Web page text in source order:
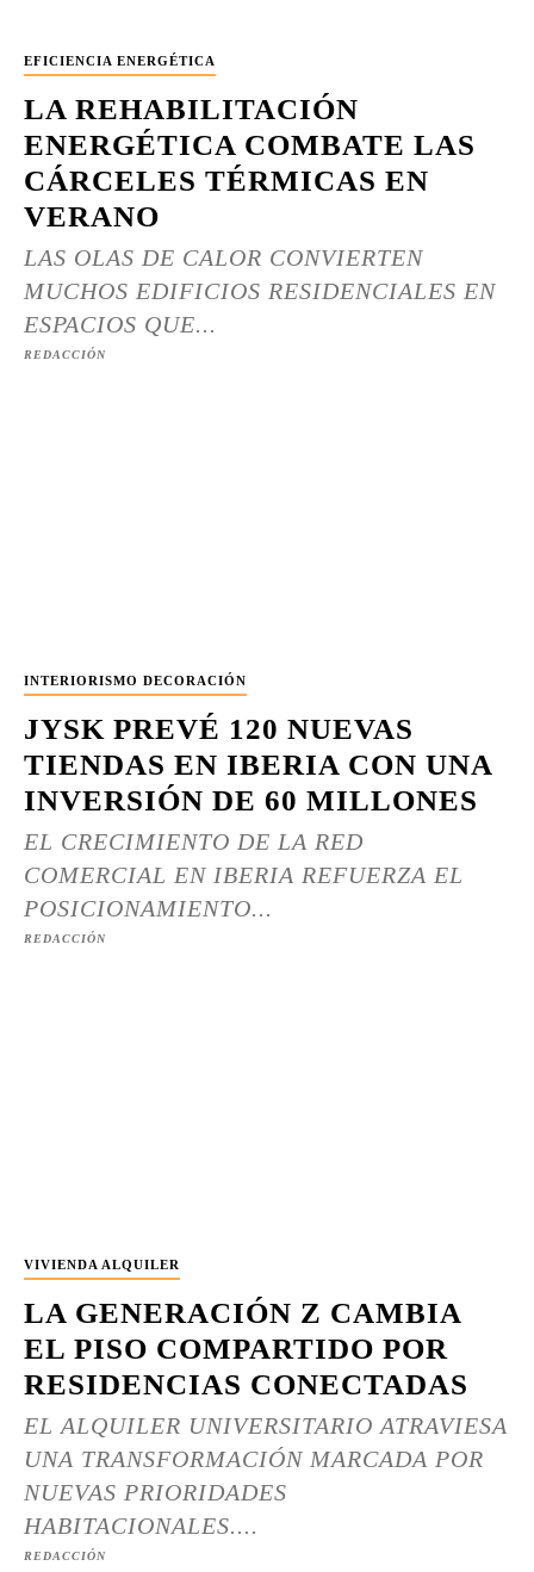
EFICIENCIA ENERGÉTICA
LA REHABILITACIÓN
ENERGÉTICA COMBATE LAS
CÁRCELES TÉRMICAS EN
VERANO
LAS OLAS DE CALOR CONVIERTEN
MUCHOS EDIFICIOS RESIDENCIALES EN
ESPACIOS QUE...
REDACCIÓN
INTERIORISMO DECORACIÓN
JYSK PREVÉ 120 NUEVAS
TIENDAS EN IBERIA CON UNA
INVERSIÓN DE 60 MILLONES
EL CRECIMIENTO DE LA RED
COMERCIAL EN IBERIA REFUERZA EL
POSICIONAMIENTO...
REDACCIÓN
VIVIENDA ALQUILER
LA GENERACIÓN Z CAMBIA
EL PISO COMPARTIDO POR
RESIDENCIAS CONECTADAS
EL ALQUILER UNIVERSITARIO ATRAVIESA
UNA TRANSFORMACIÓN MARCADA POR
NUEVAS PRIORIDADES
HABITACIONALES....
REDACCIÓN